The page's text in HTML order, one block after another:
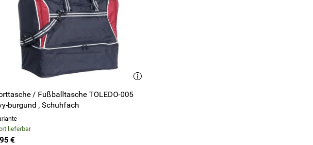
/ Fußballtasche TOLEDO-005
burgund , Schuhfach
lieferbar
€